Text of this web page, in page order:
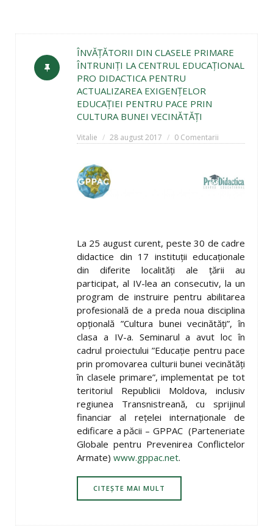
ÎNVĂŢĂTORII DIN CLASELE PRIMARE
ÎNTRUNIŢI LA CENTRUL EDUCAŢIONAL
PRO DIDACTICA PENTRU
ACTUALIZAREA EXIGENŢELOR
EDUCAŢIEI PENTRU PACE PRIN
CULTURA BUNEI VECINĂTĂŢI
Vitalie 28 august 2017 0 Comentarii
La 25 august curent, peste 30 de cadre
didactice din 17 instituţii educaţionale
din diferite localităţi ale ţării au
participat, al IV-lea an consecutiv, la un
program de instruire pentru abilitarea
profesională de a preda noua disciplina
opţională ”Cultura bunei vecinătăţi”, în
clasa a IV-a. Seminarul a avut loc în
cadrul proiectului ”Educaţie pentru pace
prin promovarea culturii bunei vecinătăţi
în clasele primare”, implementat pe tot
teritoriul Republicii Moldova, inclusiv
regiunea Transnistreană, cu sprijinul
financiar al reţelei internaţionale de
edificare a păcii – GPPAC (Parteneriate
Globale pentru Prevenirea Conflictelor
Armate) www.gppac.net.
CITEȘTE MAI MULT